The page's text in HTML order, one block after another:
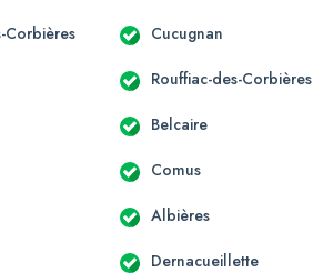
Corbières Cucugnan
Rouffiac-des-Corbières
Belcaire
Comus
Albières
Dernacueillette